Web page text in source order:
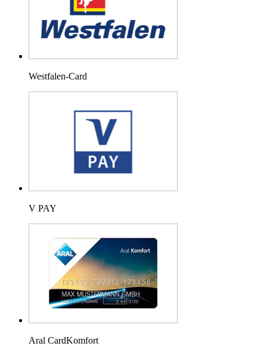
Westfalen-Card
V PAY
Aral CardKomfort